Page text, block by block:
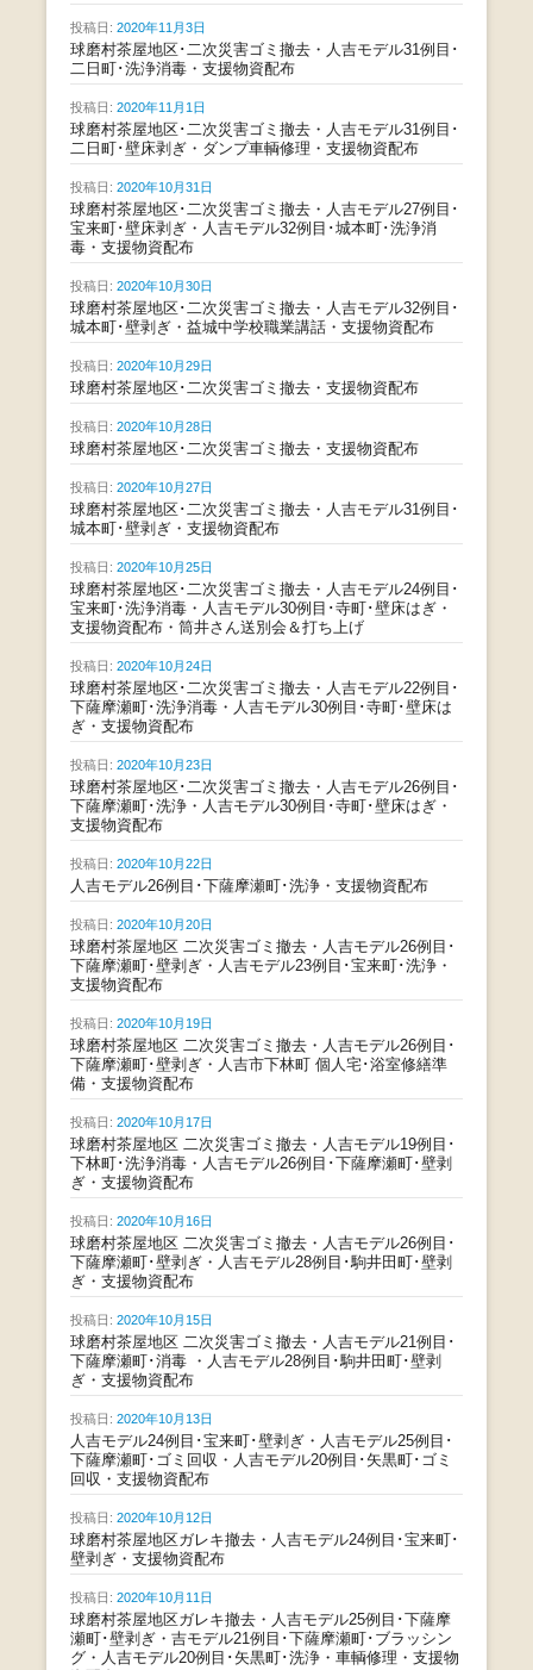
投稿日: 2020年11月3日
球磨村茶屋地区･二次災害ゴミ撤去・人吉モデル31例目･
二日町･洗浄消毒・支援物資配布
投稿日: 2020年11月1日
球磨村茶屋地区･二次災害ゴミ撤去・人吉モデル31例目･
二日町･壁床剥ぎ・ダンプ車輌修理・支援物資配布
投稿日: 2020年10月31日
球磨村茶屋地区･二次災害ゴミ撤去・人吉モデル27例目･
宝来町･壁床剥ぎ・人吉モデル32例目･城本町･洗浄消
毒・支援物資配布
投稿日: 2020年10月30日
球磨村茶屋地区･二次災害ゴミ撤去・人吉モデル32例目･
城本町･壁剥ぎ・益城中学校職業講話・支援物資配布
投稿日: 2020年10月29日
球磨村茶屋地区･二次災害ゴミ撤去・支援物資配布
投稿日: 2020年10月28日
球磨村茶屋地区･二次災害ゴミ撤去・支援物資配布
投稿日: 2020年10月27日
球磨村茶屋地区･二次災害ゴミ撤去・人吉モデル31例目･
城本町･壁剥ぎ・支援物資配布
投稿日: 2020年10月25日
球磨村茶屋地区･二次災害ゴミ撤去・人吉モデル24例目･
宝来町･洗浄消毒・人吉モデル30例目･寺町･壁床はぎ・
支援物資配布・筒井さん送別会＆打ち上げ
投稿日: 2020年10月24日
球磨村茶屋地区･二次災害ゴミ撤去・人吉モデル22例目･
下薩摩瀬町･洗浄消毒・人吉モデル30例目･寺町･壁床は
ぎ・支援物資配布
投稿日: 2020年10月23日
球磨村茶屋地区･二次災害ゴミ撤去・人吉モデル26例目･
下薩摩瀬町･洗浄・人吉モデル30例目･寺町･壁床はぎ・
支援物資配布
投稿日: 2020年10月22日
人吉モデル26例目･下薩摩瀬町･洗浄・支援物資配布
投稿日: 2020年10月20日
球磨村茶屋地区 二次災害ゴミ撤去・人吉モデル26例目･
下薩摩瀬町･壁剥ぎ・人吉モデル23例目･宝来町･洗浄・
支援物資配布
投稿日: 2020年10月19日
球磨村茶屋地区 二次災害ゴミ撤去・人吉モデル26例目･
下薩摩瀬町･壁剥ぎ・人吉市下林町 個人宅･浴室修繕準
備・支援物資配布
投稿日: 2020年10月17日
球磨村茶屋地区 二次災害ゴミ撤去・人吉モデル19例目･
下林町･洗浄消毒・人吉モデル26例目･下薩摩瀬町･壁剥
ぎ・支援物資配布
投稿日: 2020年10月16日
球磨村茶屋地区 二次災害ゴミ撤去・人吉モデル26例目･
下薩摩瀬町･壁剥ぎ・人吉モデル28例目･駒井田町･壁剥
ぎ・支援物資配布
投稿日: 2020年10月15日
球磨村茶屋地区 二次災害ゴミ撤去・人吉モデル21例目･
下薩摩瀬町･消毒 ・人吉モデル28例目･駒井田町･壁剥
ぎ・支援物資配布
投稿日: 2020年10月13日
人吉モデル24例目･宝来町･壁剥ぎ・人吉モデル25例目･
下薩摩瀬町･ゴミ回収・人吉モデル20例目･矢黒町･ゴミ
回収・支援物資配布
投稿日: 2020年10月12日
球磨村茶屋地区ガレキ撤去・人吉モデル24例目･宝来町･
壁剥ぎ・支援物資配布
投稿日: 2020年10月11日
球磨村茶屋地区ガレキ撤去・人吉モデル25例目･下薩摩
瀬町･壁剥ぎ・吉モデル21例目･下薩摩瀬町･ブラッシン
グ・人吉モデル20例目･矢黒町･洗浄・車輌修理・支援物